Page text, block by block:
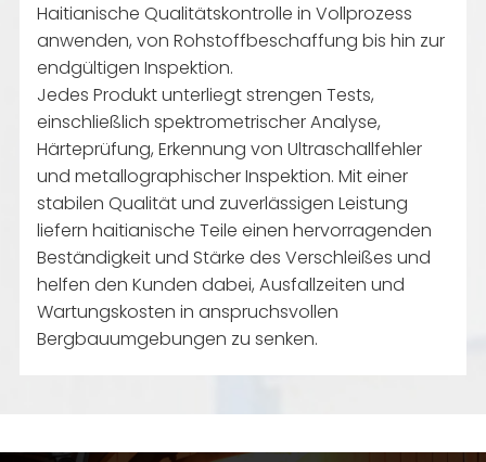
Haitianische Qualitätskontrolle in Vollprozess
anwenden, von Rohstoffbeschaffung bis hin zur
endgültigen Inspektion.
Jedes Produkt unterliegt strengen Tests,
einschließlich spektrometrischer Analyse,
Härteprüfung, Erkennung von Ultraschallfehler
und metallographischer Inspektion. Mit einer
stabilen Qualität und zuverlässigen Leistung
liefern haitianische Teile einen hervorragenden
Beständigkeit und Stärke des Verschleißes und
helfen den Kunden dabei, Ausfallzeiten und
Wartungskosten in anspruchsvollen
Bergbauumgebungen zu senken.